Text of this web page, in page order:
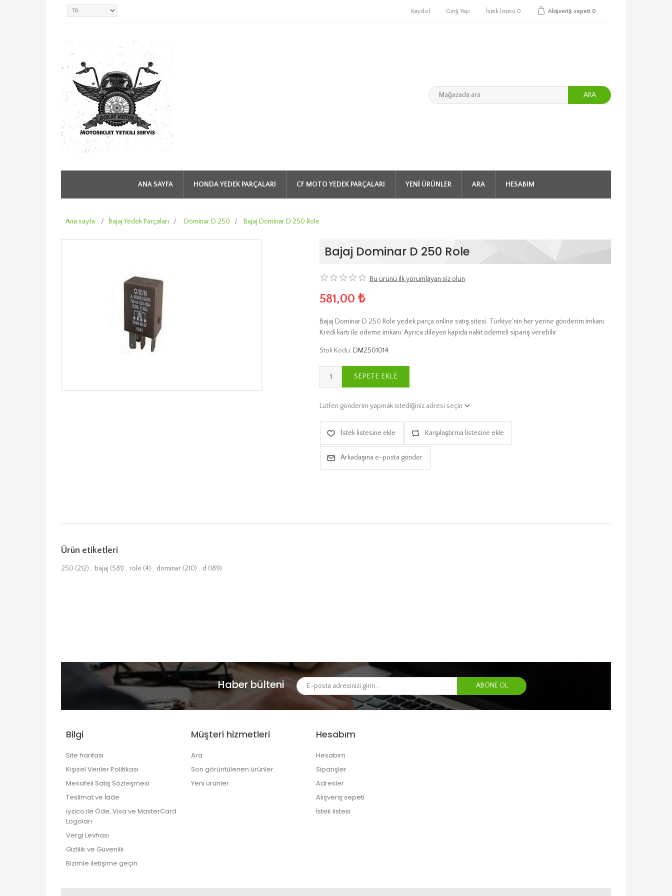
Kaydol Giriş Yap İstek listesi 0 Alışveriş sepeti 0
ARA
ANA SAYFA HONDA YEDEK PARÇALARI CF MOTO YEDEK PARÇALARI YENI ÜRÜNLER ARA HESABIM
Ana sayfa / Bajaj Yedek Parçaları / Dominar D 250 / Bajaj Dominar D 250 Role
Bajaj Dominar D 250 Role
Bu ürünü ilk yorumlayan siz olun
581,00 ₺
Bajaj Dominar D 250 Role yedek parça online satış sitesi. Türkiye'nin her yerine gönderim imkanı.
Kredi kartı ile ödeme imkanı. Ayrıca dileyen kapıda nakit ödemeli sipariş verebilir.
Stok Kodu: DM2501014
SEPETE EKLE
Lütfen gönderim yapmak istediğiniz adresi seçin
İstek listesine ekle Karşılaştırma listesine ekle
Arkadaşına e-posta gönder
Ürün etiketleri
250 (212) , bajaj (581) , role (4) , dominar (210) , d (189)
Haber bülteni
Bilgi
Site haritası
Kişisel Veriler Politikası
Mesafeli Satış Sözleşmesi
Teslimat ve İade
iyzico ile Öde, Visa ve MasterCard
Logoları
Vergi Levhası
Gizlilik ve Güvenlik
Bizimle iletişime geçin
Müşteri hizmetleri
Ara
Son görüntülenen ürünler
Yeni ürünler
Hesabım
Hesabım
Siparişler
Adresler
Alışveriş sepeti
İstek listesi